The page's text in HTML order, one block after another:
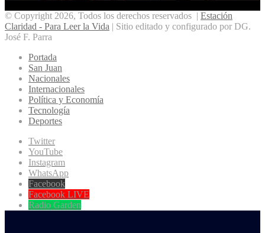
© Copyright 2026, Todos los derechos reservados | Estación
Claridad - Para Leer la Vida | Sitio editado y configurado por DG.
José F. Parra
Portada
San Juan
Nacionales
Internacionales
Política y Economía
Tecnología
Deportes
Twitter
YouTube
Instagram
WhatsApp
Facebook
Facebook LIVE
Radio Garden